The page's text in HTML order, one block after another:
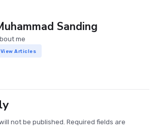
Sanding
me
View Articles
not be published. Required fields are